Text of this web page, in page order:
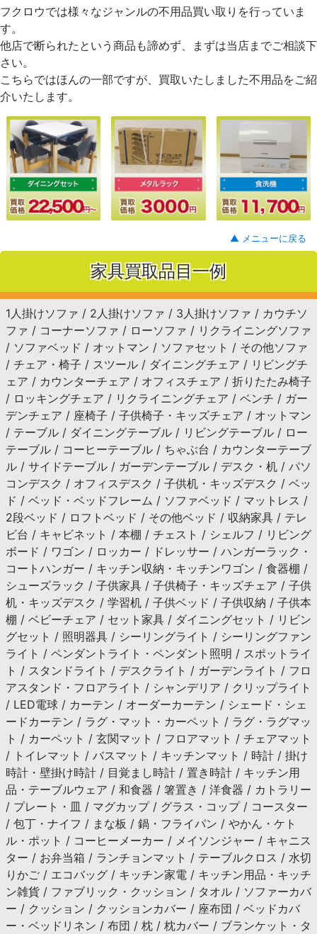
フクロウでは様々なジャンルの不用品買い取りを行っていま
す。
他店で断られたという商品も諦めず、まずは当店までご相談下
さい。
こちらではほんの一部ですが、買取いたしました不用品をご紹
介いたします。
▲ メニューに戻る
家具買取品目一例
1人掛けソファ / 2人掛けソファ / 3人掛けソファ / カウチソ
ファ / コーナーソファ / ローソファ / リクライニングソファ
/ ソファベッド / オットマン / ソファセット / その他ソファ
/ チェア・椅子 / スツール / ダイニングチェア / リビングチ
ェア / カウンターチェア / オフィスチェア / 折りたたみ椅子
/ ロッキングチェア / リクライニングチェア / ベンチ / ガー
デンチェア / 座椅子 / 子供椅子・キッズチェア / オットマン
/ テーブル / ダイニングテーブル / リビングテーブル / ロー
テーブル / コーヒーテーブル / ちゃぶ台 / カウンターテーブ
ル / サイドテーブル / ガーデンテーブル / デスク・机 / パソ
コンデスク / オフィスデスク / 子供机・キッズデスク / ベッ
ド / ベッド・ベッドフレーム / ソファベッド / マットレス /
2段ベッド / ロフトベッド / その他ベッド / 収納家具 / テレ
ビ台 / キャビネット / 本棚 / チェスト / シェルフ / リビング
ボード / ワゴン / ロッカー / ドレッサー / ハンガーラック・
コートハンガー / キッチン収納・キッチンワゴン / 食器棚 /
シューズラック / 子供家具 / 子供椅子・キッズチェア / 子供
机・キッズデスク / 学習机 / 子供ベッド / 子供収納 / 子供本
棚 / ベビーチェア / セット家具 / ダイニングセット / リビン
グセット / 照明器具 / シーリングライト / シーリングファン
ライト / ペンダントライト・ペンダント照明 / スポットライ
ト / スタンドライト / デスクライト / ガーデンライト / フロ
アスタンド・フロアライト / シャンデリア / クリップライト
/ LED電球 / カーテン / オーダーカーテン / シェード・シェ
ードカーテン / ラグ・マット・カーペット / ラグ・ラグマッ
ト / カーペット / 玄関マット / フロアマット / チェアマット
/ トイレマット / バスマット / キッチンマット / 時計 / 掛け
時計・壁掛け時計 / 目覚まし時計 / 置き時計 / キッチン用
品・テーブルウェア / 和食器 / 箸置き / 洋食器 / カトラリー
/ プレート・皿 / マグカップ / グラス・コップ / コースター
/ 包丁・ナイフ / まな板 / 鍋・フライパン / やかん・ケト
ル・ポット / コーヒーメーカー / メイソンジャー / キャニス
ター / お弁当箱 / ランチョンマット / テーブルクロス / 水切
りかご / エコバッグ / キッチン家電 / キッチン用品・キッチ
ン雑貨 / ファブリック・クッション / タオル / ソファーカバ
ー / クッション / クッションカバー / 座布団 / ベッドカバ
ー・ベッドリネン / 布団 / 枕 / 枕カバー / ブランケット・タ